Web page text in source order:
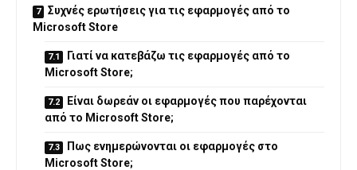
Συχνές ερωτήσεις για τις εφαρμογές από το
Microsoft Store
Γιατί να κατεβάζω τις εφαρμογές από το
Microsoft Store;
Είναι δωρεάν οι εφαρμογές που παρέχονται
από το Microsoft Store;
Πως ενημερώνονται οι εφαρμογές στο
Microsoft Store;